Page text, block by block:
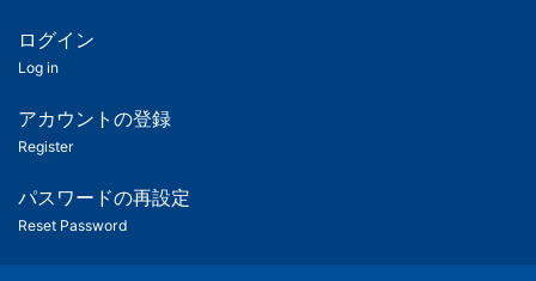
ツ
匿
名
ユ
ー
ログイン
Log in
アカウントの登録
Register
パスワードの再設定
Reset Password